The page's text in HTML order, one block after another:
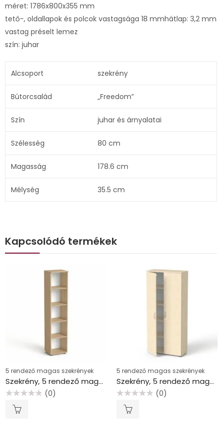
méret: 1786x800x355 mm
tető-, oldallapok és polcok vastagsága 18 mmhátlap: 3,2 mm
vastag préselt lemez
szín: juhar
Alcsoport szekrény
Bútorcsalád „Freedom”
Szín juhar és árnyalatai
Szélesség 80 cm
Magasság 178.6 cm
Mélység 35.5 cm
Kapcsolódó termékek
5 rendező magas szekrények
Szekrény, 5 rendező magas, nyitott, polcos, keskeny MAYAH “Freedom SV-03”, kőris
(0)
5 rendező magas szekrények
Szekrény, 5 rendező magas, kétajtós, polcokkal, MAYAH “Freedom SV-01”, juhar
(0)